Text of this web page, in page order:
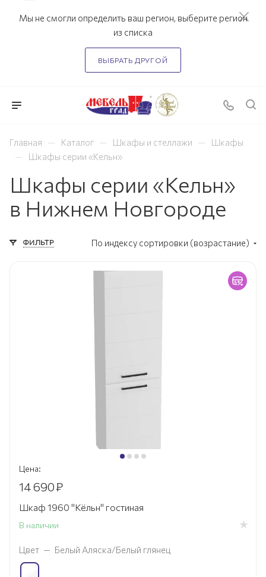
Мы не смогли определить ваш регион, выберите регион
из списка
ВЫБРАТЬ ДРУГОЙ
Главная — Каталог — Шкафы и стеллажи — Шкафы
— Шкафы серии «Кельн»
Шкафы серии «Кельн»
в Нижнем Новгороде
ФИЛЬТР По индексу сортировки (возрастание)
Цена:
14 690₽
Шкаф 1960 "Кёльн" гостиная
В наличии
Цвет — Белый Аляска/Белый глянец